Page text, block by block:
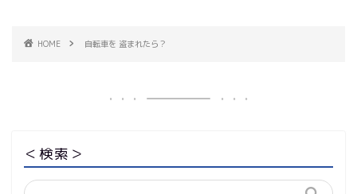
HOME 自転車を 盗まれたら？
＜検索＞